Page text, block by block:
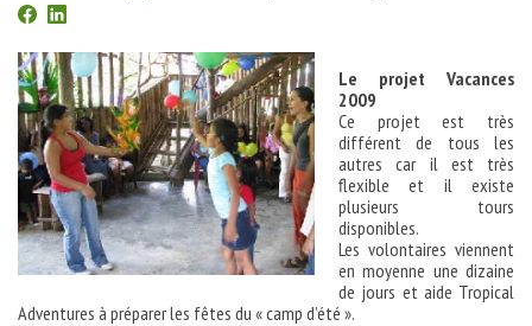
Thèmes
OK
Le projet Vacances
2009
Ce projet est très
différent de tous les
autres car il est très
flexible et il existe
plusieurs tours
disponibles.
Les volontaires viennent
en moyenne une dizaine
de jours et aide Tropical
Adventures à préparer les fêtes du « camp d’été ».